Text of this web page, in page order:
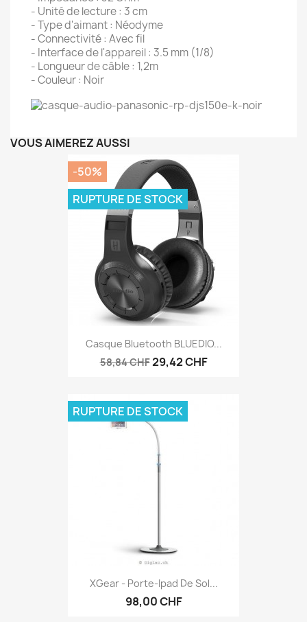
- Unité de lecture : 3 cm
- Type d'aimant : Néodyme
- Connectivité : Avec fil
- Interface de l'appareil : 3.5 mm (1/8)
- Longueur de câble : 1,2m
- Couleur : Noir
VOUS AIMEREZ AUSSI
Casque Bluetooth BLUEDIO...
58,84 CHF29,42 CHF
-50%
RUPTURE DE STOCK
XGear - Porte-Ipad De Sol...
98,00 CHF
RUPTURE DE STOCK